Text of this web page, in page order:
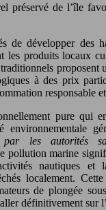
préservé de l’île
de développer des
les produits locaux
proposent
à des prix
responsable
pure qui
environnementale
par les autorités
pollution marine
nautiques et
localement.
de plongée
définitivement sur